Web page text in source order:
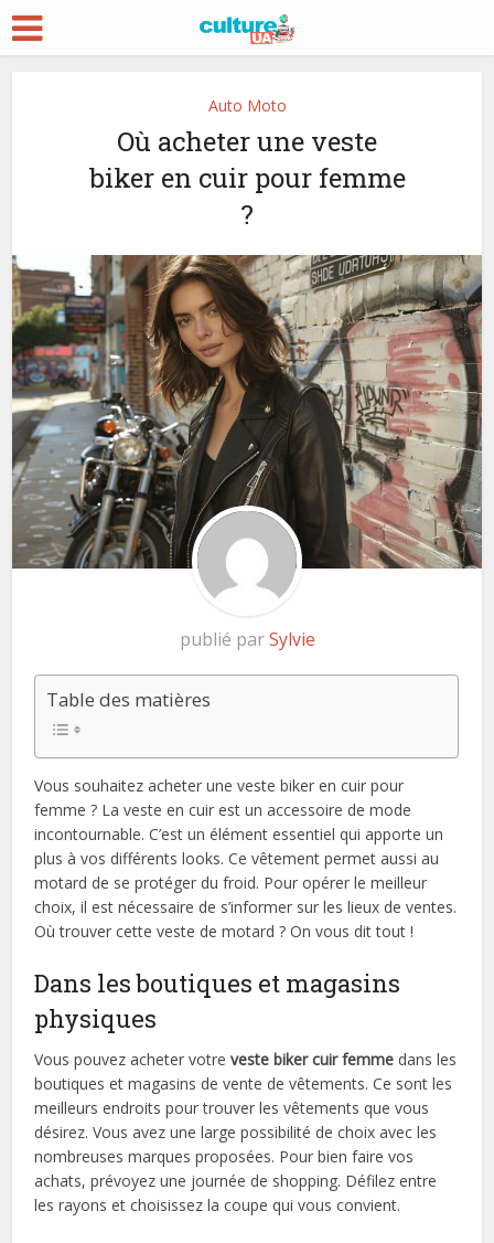
Auto Moto
Où acheter une veste
biker en cuir pour femme
?
publié parSylvie
Table des matières
Vous souhaitez acheter une veste biker en cuir pour
femme ? La veste en cuir est un accessoire de mode
incontournable. C’est un élément essentiel qui apporte un
plus à vos différents looks. Ce vêtement permet aussi au
motard de se protéger du froid. Pour opérer le meilleur
choix, il est nécessaire de s’informer sur les lieux de ventes.
Où trouver cette veste de motard ? On vous dit tout !
Dans les boutiques et magasins
physiques
Vous pouvez acheter votreveste biker cuir femme dans les
boutiques et magasins de vente de vêtements. Ce sont les
meilleurs endroits pour trouver les vêtements que vous
désirez. Vous avez une large possibilité de choix avec les
nombreuses marques proposées. Pour bien faire vos
achats, prévoyez une journée de shopping. Défilez entre
les rayons et choisissez la coupe qui vous convient.